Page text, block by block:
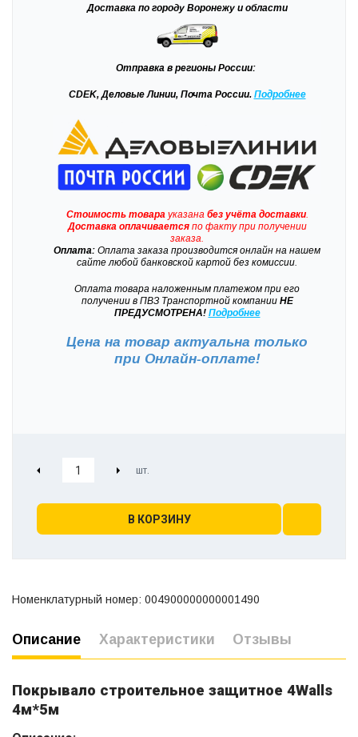
Доставка по городу Воронежу и области
Отправка в регионы России:
CDEK, Деловые Линии, Почта России. Подробнее
Стоимость товарауказана без учёта доставки.
Доставкаоплачиваетсяпо факту при получении
заказа.
Оплата: Оплата заказа производится онлайн на нашем
сайте любой банковской картой без комиссии.
Оплата товара наложенным платежом при его
получении в ПВЗ Транспортной компанииНЕ
ПРЕДУСМОТРЕНА! Подробнее
Цена на товар актуальна только
при Онлайн-оплате!
В КОРЗИНУ
Номенклатурный номер: 004900000000001490
Описание Характеристики Отзывы
Покрывало строительное защитное 4Walls
4м*5м